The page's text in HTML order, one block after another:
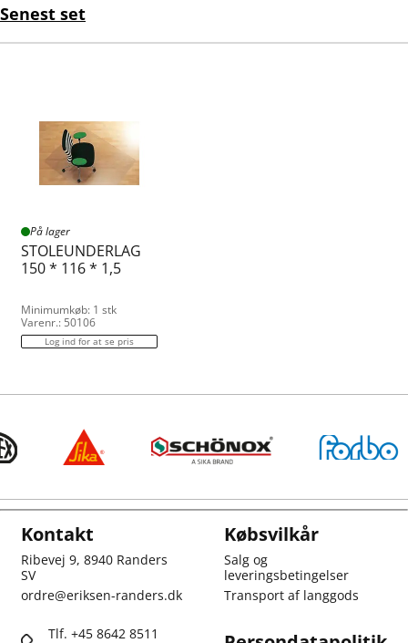
Senest set
På lager
STOLEUNDERLAG
150 * 116 * 1,5
Minimumkøb: 1 stk
Varenr.: 50106
Log ind for at se pris
Kontakt
Ribevej 9, 8940 Randers
SV
ordre@eriksen-randers.dk
Tlf. +45 8642 8511
Købsvilkår
Salg og
leveringsbetingelser
Transport af langgods